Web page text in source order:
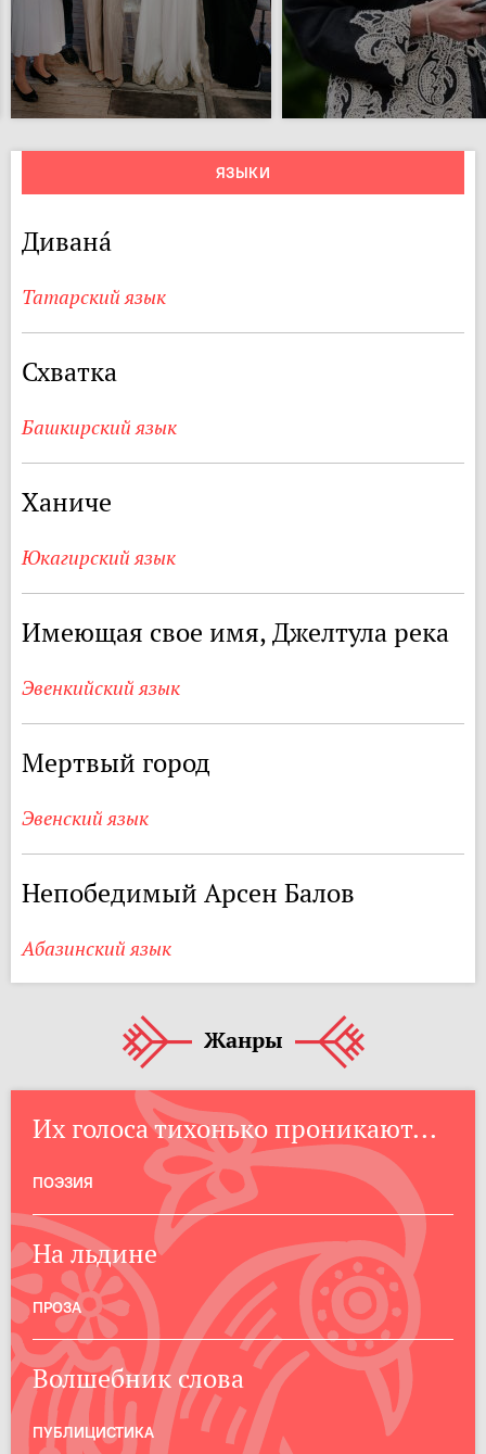
ЯЗЫКИ
Диванá
Татарский язык
Схватка
Башкирский язык
Ханиче
Юкагирский язык
Имеющая свое имя, Джелтула река
Эвенкийский язык
Мертвый город
Эвенский язык
Непобедимый Арсен Балов
Абазинский язык
Жанры
Их голоса тихонько проникают...
ПОЭЗИЯ
На льдине
ПРОЗА
Волшебник слова
ПУБЛИЦИСТИКА